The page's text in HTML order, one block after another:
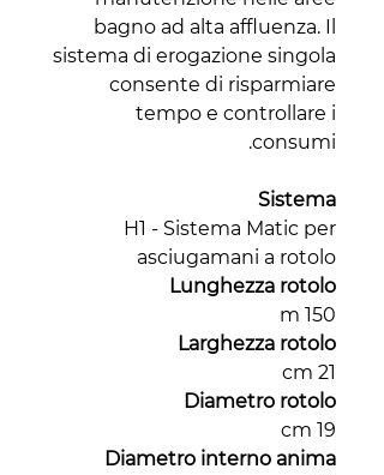
bagno ad alta affluenza. Il
sistema di erogazione singola
consente di risparmiare
tempo e controllare i
consumi.
Sistema
H1 - Sistema Matic per
asciugamani a rotolo
Lunghezza rotolo
150 m
Larghezza rotolo
21 cm
Diametro rotolo
19 cm
Diametro interno anima